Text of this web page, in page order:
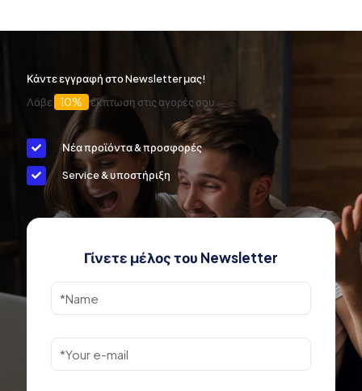
Κάντε εγγραφή στο Newsletter μας!
Λάβε
10% έκπτωση στις αγορές σου
Νέα προϊόντα & προσφορές
Service & υποστήριξη
Γίνετε μέλος του Newsletter